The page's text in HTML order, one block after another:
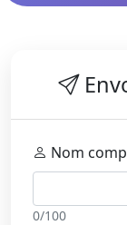
Nom
0/100